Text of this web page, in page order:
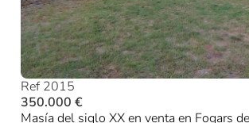
Ref 2015
350.000 €
Masía del siglo XX en venta en Fogars